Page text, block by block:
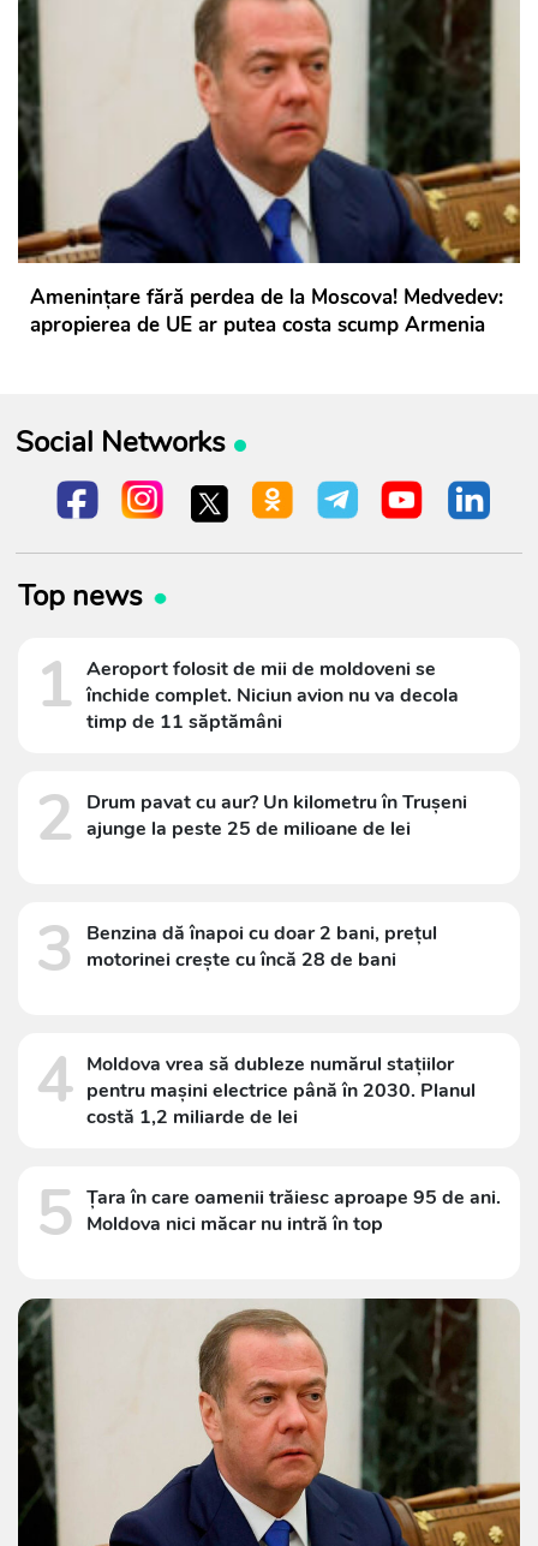
Amenințare fără perdea de la Moscova! Medvedev:
apropierea de UE ar putea costa scump Armenia
Social Networks
Top news
1 Aeroport folosit de mii de moldoveni se
închide complet. Niciun avion nu va decola
timp de 11 săptămâni
2
Drum pavat cu aur? Un kilometru în Trușeni
ajunge la peste 25 de milioane de lei
3
Benzina dă înapoi cu doar 2 bani, prețul
motorinei crește cu încă 28 de bani
4 Moldova vrea să dubleze numărul stațiilor
pentru mașini electrice până în 2030. Planul
costă 1,2 miliarde de lei
5 Țara în care oamenii trăiesc aproape 95 de ani.
Moldova nici măcar nu intră în top